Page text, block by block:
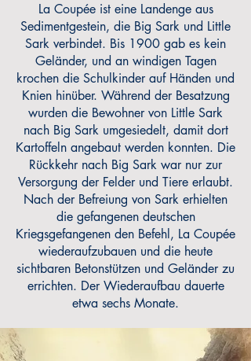
La Coupée ist eine Landenge aus
Sedimentgestein, die Big Sark und Little
Sark verbindet. Bis 1900 gab es kein
Geländer, und an windigen Tagen
krochen die Schulkinder auf Händen und
Knien hinüber. Während der Besatzung
wurden die Bewohner von Little Sark
nach Big Sark umgesiedelt, damit dort
Kartoffeln angebaut werden konnten. Die
Rückkehr nach Big Sark war nur zur
Versorgung der Felder und Tiere erlaubt.
Nach der Befreiung von Sark erhielten
die gefangenen deutschen
Kriegsgefangenen den Befehl, La Coupée
wiederaufzubauen und die heute
sichtbaren Betonstützen und Geländer zu
errichten. Der Wiederaufbau dauerte
etwa sechs Monate.